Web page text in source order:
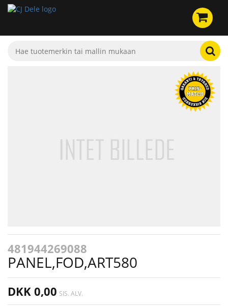
481944269088
PANEL,FOD,ART580
DKK 0,00 SIS. ALV.